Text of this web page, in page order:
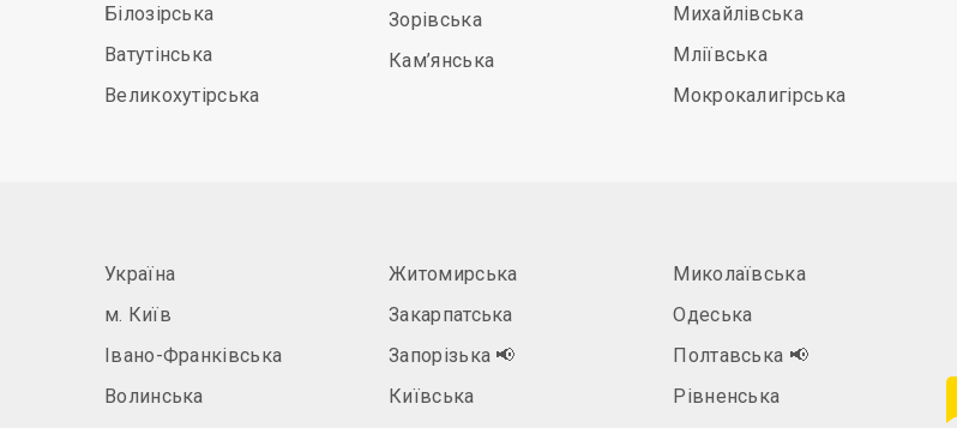
Білозірська
Ватутінська
Великохутірська
Зорівська
Кам’янська
Михайлівська
Мліївська
Мокрокалигірська
Україна
м. Київ
Івано-Франківська
Волинська
Житомирська
Закарпатська
Запорізька 📢
Київська
Миколаївська
Одеська
Полтавська 📢
Рівненська